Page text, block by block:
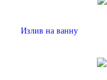
Излив на ванну